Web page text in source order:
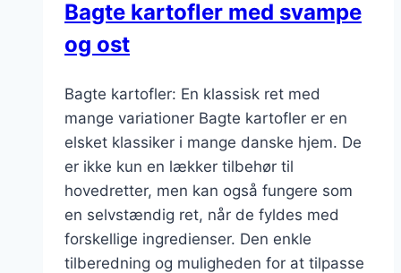
Bagte kartofler med svampe
og ost
Bagte kartofler: En klassisk ret med
mange variationer Bagte kartofler er en
elsket klassiker i mange danske hjem. De
er ikke kun en lækker tilbehør til
hovedretter, men kan også fungere som
en selvstændig ret, når de fyldes med
forskellige ingredienser. Den enkle
tilberedning og muligheden for at tilpasse